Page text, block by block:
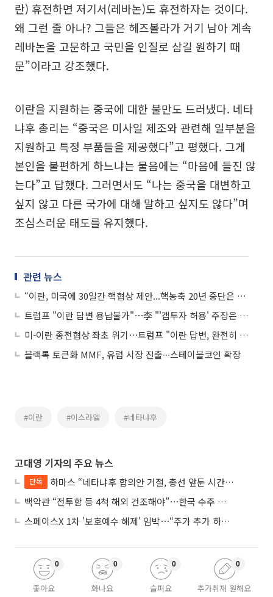
란) 휴전하면 저기서(레바논)도 휴전하자는 것이다.
왜 그런 줄 아나? 그들은 헤즈볼라가 거기 남아 계속
레바논을 고문하고 국민을 인질로 삼길 원하기 때
문”이라고 강조했다.
이란을 지원하는 중국에 대한 불만도 드러냈다. 네타
냐후 총리는 “중국은 미사일 제조와 관련해 일부분을
지원하고 특정 부품들을 제공했다”고 평했다. 그게
본인을 불편하게 하느냐는 물음에는 “마음에 들진 않
는다”고 답했다. 그러면서도 “나는 중국을 대변하고
싶지 않고 다른 국가에 대해 말하고 싶지도 않다”며
조심스러운 태도를 유지했다.
관련 뉴스
“이란, 미국에 30일간 핵협상 제안...핵농축 20년 중단은 거절”
트럼프 "이란 답변 용납불가"⋯李 "'갭투자 허용' 주장은 억까" 外
미-이란 종전협상 좌초 위기⋯트럼프 "이란 답변, 완전히 용납불가"
블랙록 토큰화 MMF, 유럽 시장 진출∙∙∙스테이블코인 확장
#이란 #이스라엘 #네타냐후
고대영 기자의 주요 뉴스
단독
하마스 “네타냐후 합의안 거절, 총선 앞둔 시간 끌기”
백악관 “전투함 등 4척 해외 건조해야”⋯한국 수주 기대
스페이스X 1차 '보호예수 해제' 임박⋯“주가 추가 하락 가능성”
좋아요
0
화나요
0
슬퍼요
0
추가취재 원해요
0